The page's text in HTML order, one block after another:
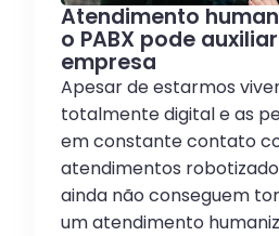
Atendimento
o PABX pode
empresa
Apesar de estarmos
totalmente digital e as
em constante contato
atendimentos
ainda não conseguem
um atendimento